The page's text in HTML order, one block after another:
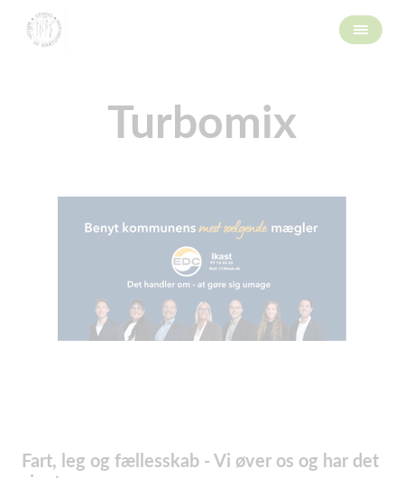
Turbomix
Fart, leg og fællesskab - Vi øver os og har det